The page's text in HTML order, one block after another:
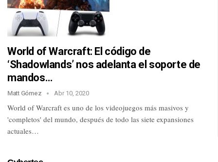
World of Warcraft: El código de
‘Shadowlands’ nos adelanta el soporte de
mandos…
Matt Gómez Abr 10, 2020
World of Warcraft es uno de los videojuegos más masivos y
'completos' del mundo, después de todo las siete expansiones
actuales…